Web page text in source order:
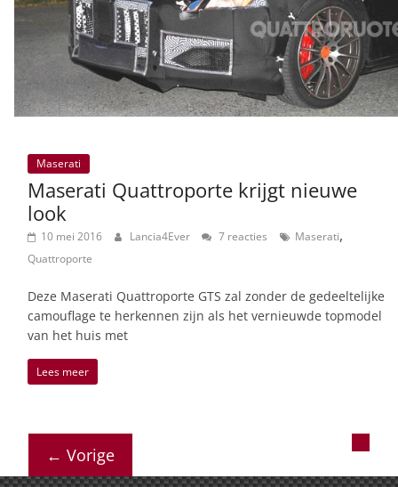
Maserati
Maserati Quattroporte krijgt nieuwe
look
10 mei 2016 Lancia4Ever 7 reacties Maserati,
Quattroporte
Deze Maserati Quattroporte GTS zal zonder de gedeeltelijke
camouflage te herkennen zijn als het vernieuwde topmodel
van het huis met
Lees meer
← Vorige